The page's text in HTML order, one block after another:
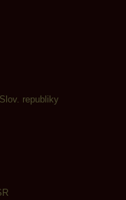
republiky